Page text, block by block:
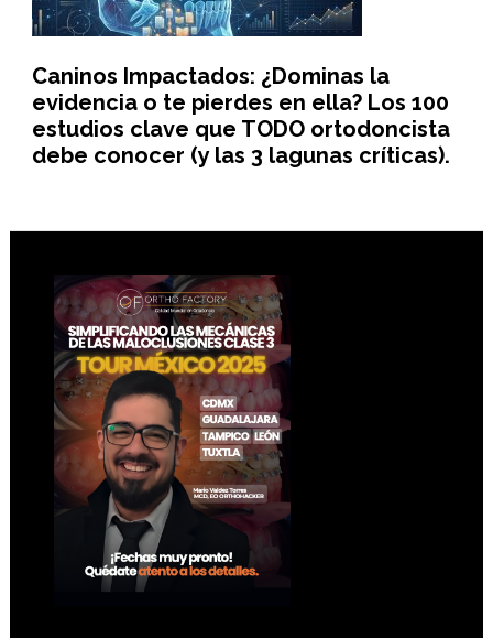
Caninos Impactados: ¿Dominas la
evidencia o te pierdes en ella? Los 100
estudios clave que TODO ortodoncista
debe conocer (y las 3 lagunas críticas).
Footer